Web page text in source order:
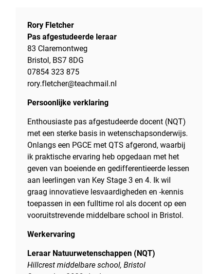
Rory Fletcher
Pas afgestudeerde leraar
83 Claremontweg
Bristol, BS7 8DG
07854 323 875
rory.fletcher@teachmail.nl
Persoonlijke verklaring
Enthousiaste pas afgestudeerde docent (NQT)
met een sterke basis in wetenschapsonderwijs.
Onlangs een PGCE met QTS afgerond, waarbij
ik praktische ervaring heb opgedaan met het
geven van boeiende en gedifferentieerde lessen
aan leerlingen van Key Stage 3 en 4. Ik wil
graag innovatieve lesvaardigheden en -kennis
toepassen in een fulltime rol als docent op een
vooruitstrevende middelbare school in Bristol.
Werkervaring
Leraar Natuurwetenschappen (NQT)
Hillcrest middelbare school, Bristol